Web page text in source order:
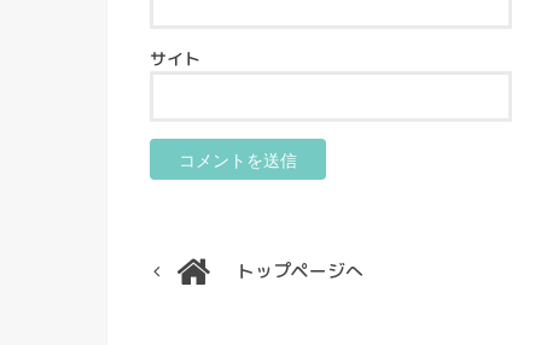
サイト
トップページへ